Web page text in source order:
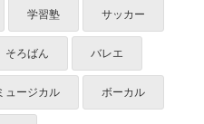
学習塾 サッカー
そろばん バレエ
ュージカル ボーカル